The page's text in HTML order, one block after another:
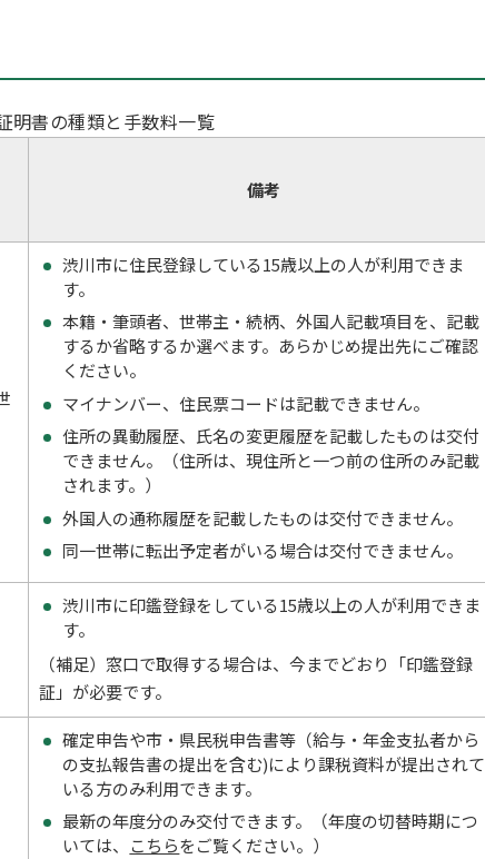
明書の種類と手数料一覧
備考
渋川市に住民登録している15歳以上の人が利用できま
す。
本籍・筆頭者、世帯主・続柄、外国人記載項目を、記載
するか省略するか選べます。あらかじめ提出先にご確認
ください。
マイナンバー、住民票コードは記載できません。
住所の異動履歴、氏名の変更履歴を記載したものは交付
できません。（住所は、現住所と一つ前の住所のみ記載
されます。）
外国人の通称履歴を記載したものは交付できません。
同一世帯に転出予定者がいる場合は交付できません。
渋川市に印鑑登録をしている15歳以上の人が利用できま
す。
（補足）窓口で取得する場合は、今までどおり「印鑑登録
証」が必要です。
確定申告や市・県民税申告書等（給与・年金支払者から
の支払報告書の提出を含む)により課税資料が提出されて
いる方のみ利用できます。
最新の年度分のみ交付できます。（年度の切替時期につ
いては、 こちらをご覧ください。）